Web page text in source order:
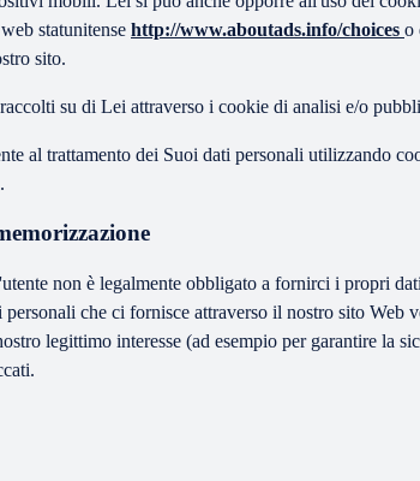
statunitense http://www.aboutads.info/choices o
sito.
su di Lei attraverso i cookie di analisi e/o
al trattamento dei Suoi dati personali
non è legalmente obbligato a fornirci i propri
che ci fornisce attraverso il nostro sito
legittimo interesse (ad esempio per garantire la